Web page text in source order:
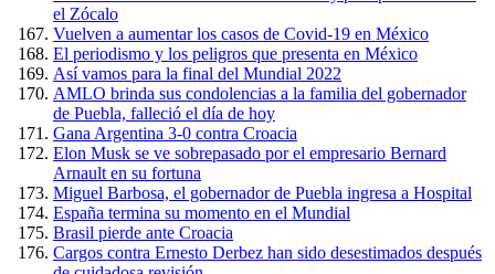
el Zócalo
Vuelven a aumentar los casos de Covid-19 en México
El periodismo y los peligros que presenta en México
Así vamos para la final del Mundial 2022
AMLO brinda sus condolencias a la familia del gobernador
de Puebla, falleció el día de hoy
Gana Argentina 3-0 contra Croacia
Elon Musk se ve sobrepasado por el empresario Bernard
Arnault en su fortuna
Miguel Barbosa, el gobernador de Puebla ingresa a Hospital
España termina su momento en el Mundial
Brasil pierde ante Croacia
Cargos contra Ernesto Derbez han sido desestimados después